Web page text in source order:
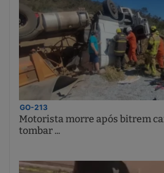
GO-213
Motorista morre após bitrem
tombar ...